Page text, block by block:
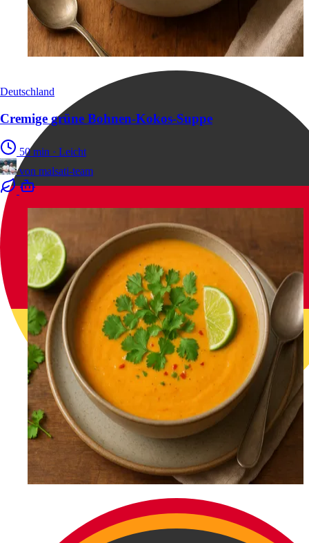
Deutschland
Cremige grüne Bohnen-Kokos-Suppe
50 min · Leicht
von malsati-team